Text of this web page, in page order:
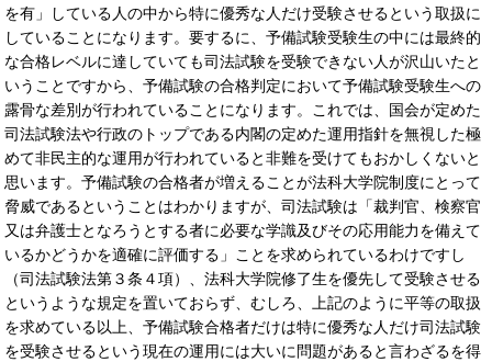
を有」している人の中から特に優秀な人だけ受験させるという取扱に
していることになります。要するに、予備試験受験生の中には最終的
な合格レベルに達していても司法試験を受験できない人が沢山いたと
いうことですから、予備試験の合格判定において予備試験受験生への
露骨な差別が行われていることになります。これでは、国会が定めた
司法試験法や行政のトップである内閣の定めた運用指針を無視した極
めて非民主的な運用が行われていると非難を受けてもおかしくないと
思います。予備試験の合格者が増えることが法科大学院制度にとって
脅威であるということはわかりますが、司法試験は「裁判官、検察官
又は弁護士となろうとする者に必要な学識及びその応用能力を備えて
いるかどうかを適確に評価する」ことを求められているわけですし
（司法試験法第３条４項）、法科大学院修了生を優先して受験させる
というような規定を置いておらず、むしろ、上記のように平等の取扱
を求めている以上、予備試験合格者だけは特に優秀な人だけ司法試験
を受験させるという現在の運用には大いに問題があると言わざるを得